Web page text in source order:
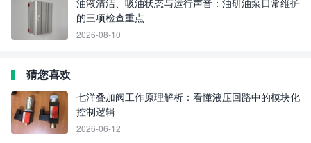
油液清洁、吸油状态与运行声音：油研油泵日常维护
的三项检查重点
2026-08-10
猜您喜欢
七洋叠加阀工作原理解析：看懂液压回路中的模块化
控制逻辑
2026-06-12